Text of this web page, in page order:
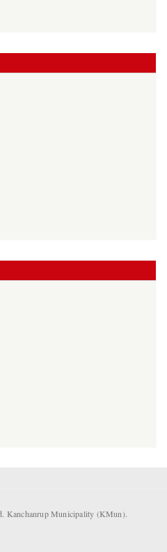
Kanchanrup Municipality (KMun).